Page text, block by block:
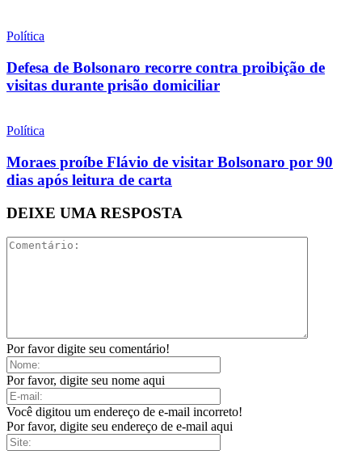
Política
Defesa de Bolsonaro recorre contra proibição de
visitas durante prisão domiciliar
Política
Moraes proíbe Flávio de visitar Bolsonaro por 90
dias após leitura de carta
DEIXE UMA RESPOSTA
Por favor digite seu comentário!
Por favor, digite seu nome aqui
Você digitou um endereço de e-mail incorreto!
Por favor, digite seu endereço de e-mail aqui